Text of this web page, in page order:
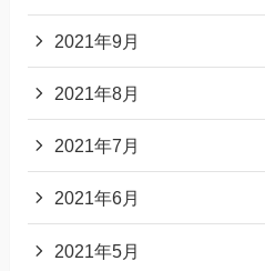
2021年9月
2021年8月
2021年7月
2021年6月
2021年5月